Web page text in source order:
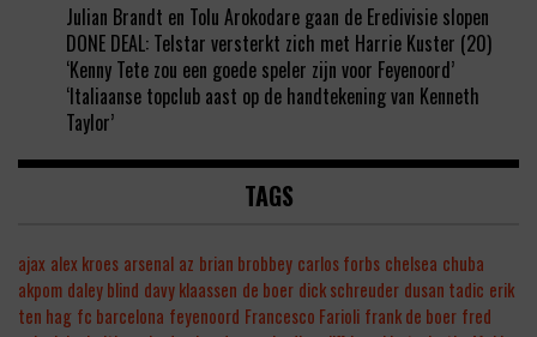
Julian Brandt en Tolu Arokodare gaan de Eredivisie slopen
DONE DEAL: Telstar versterkt zich met Harrie Kuster (20)
‘Kenny Tete zou een goede speler zijn voor Feyenoord’
‘Italiaanse topclub aast op de handtekening van Kenneth
Taylor’
TAGS
ajax alex kroes arsenal az brian brobbey carlos forbs chelsea chuba
akpom daley blind davy klaassen de boer dick schreuder dusan tadic erik
ten hag fc barcelona feyenoord Francesco Farioli frank de boer fred